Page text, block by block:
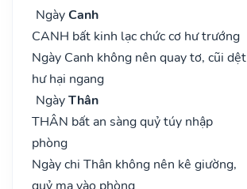
NgàyCanh
CANH bất kinh lạc chức cơ hư trướng
Ngày Canh không nên quay tơ, cũi dệt
hư hại ngang
NgàyThân
THÂN bất an sàng quỷ túy nhập
phòng
Ngày chi Thân không nên kê giường,